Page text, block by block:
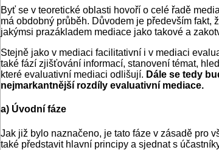
Byť se v teoretické oblasti hovoří o celé řadě
má obdobný průběh. Důvodem je především fakt,
jakýmsi prazákladem mediace jako takové a
Stejně jako v mediaci facilitativní i v mediaci
také fází zjišťování informací, stanovení témat,
které evaluativní mediaci odlišují. Dále se tedy
nejmarkantnější rozdíly evaluativní mediace.
a) Úvodní fáze
Jak již bylo naznačeno, je tato fáze v zásadě pro
také představit hlavní principy a sjednat s